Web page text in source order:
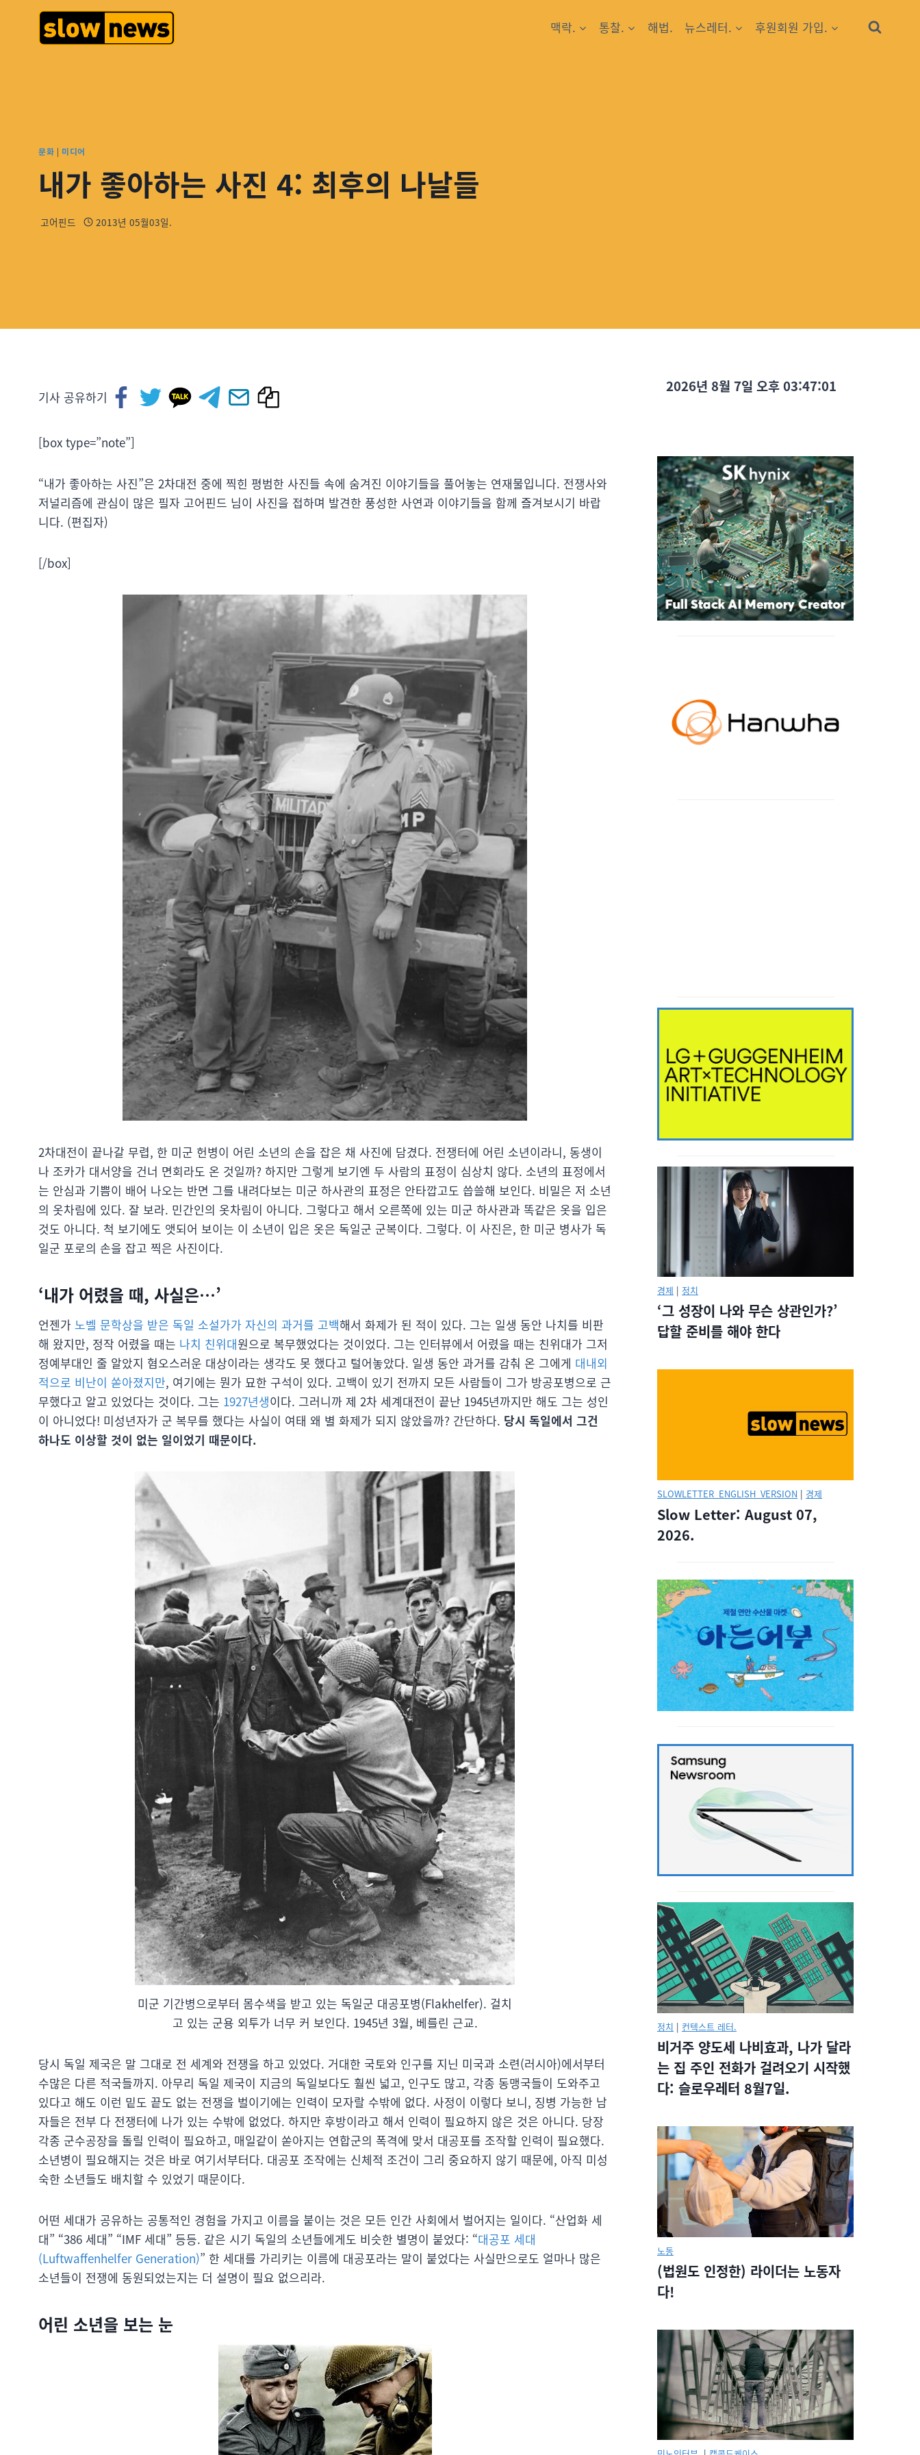
맥락. 통찰. 해법. 뉴스레터. 후원회원 가입.
문화 | 미디어
내가 좋아하는 사진 4: 최후의 나날들
고어핀드 2013년 05월03일.
기사 공유하기
[box type=”note”]
“내가 좋아하는 사진”은 2차대전 중에 찍힌 평범한 사진들 속에 숨겨진 이야기들을 풀어놓는 연재물입니다. 전쟁사와
저널리즘에 관심이 많은 필자 고어핀드 님이 사진을 접하며 발견한 풍성한 사연과 이야기들을 함께 즐겨보시기 바랍
니다. (편집자)
[/box]
2차대전이 끝나갈 무렵, 한 미군 헌병이 어린 소년의 손을 잡은 채 사진에 담겼다. 전쟁터에 어린 소년이라니, 동생이
나 조카가 대서양을 건너 면회라도 온 것일까? 하지만 그렇게 보기엔 두 사람의 표정이 심상치 않다. 소년의 표정에서
는 안심과 기쁨이 배어 나오는 반면 그를 내려다보는 미군 하사관의 표정은 안타깝고도 씁쓸해 보인다. 비밀은 저 소년
의 옷차림에 있다. 잘 보라. 민간인의 옷차림이 아니다. 그렇다고 해서 오른쪽에 있는 미군 하사관과 똑같은 옷을 입은
것도 아니다. 척 보기에도 앳되어 보이는 이 소년이 입은 옷은 독일군 군복이다. 그렇다. 이 사진은, 한 미군 병사가 독
일군 포로의 손을 잡고 찍은 사진이다.
‘내가 어렸을 때, 사실은…’
언젠가 노벨 문학상을 받은 독일 소설가가 자신의 과거를 고백해서 화제가 된 적이 있다. 그는 일생 동안 나치를 비판
해 왔지만, 정작 어렸을 때는 나치 친위대원으로 복무했었다는 것이었다. 그는 인터뷰에서 어렸을 때는 친위대가 그저
정예부대인 줄 알았지 혐오스러운 대상이라는 생각도 못 했다고 털어놓았다. 일생 동안 과거를 감춰 온 그에게 대내외
적으로 비난이 쏟아졌지만, 여기에는 뭔가 묘한 구석이 있다. 고백이 있기 전까지 모든 사람들이 그가 방공포병으로 근
무했다고 알고 있었다는 것이다. 그는 1927년생이다. 그러니까 제 2차 세계대전이 끝난 1945년까지만 해도 그는 성인
이 아니었다! 미성년자가 군 복무를 했다는 사실이 여태 왜 별 화제가 되지 않았을까? 간단하다. 당시 독일에서 그건
하나도 이상할 것이 없는 일이었기 때문이다.
미군 기간병으로부터 몸수색을 받고 있는 독일군 대공포병(Flakhelfer). 걸치
고 있는 군용 외투가 너무 커 보인다. 1945년 3월, 베를린 근교.
당시 독일 제국은 말 그대로 전 세계와 전쟁을 하고 있었다. 거대한 국토와 인구를 지닌 미국과 소련(러시아)에서부터
수많은 다른 적국들까지. 아무리 독일 제국이 지금의 독일보다도 훨씬 넓고, 인구도 많고, 각종 동맹국들이 도와주고
있다고 해도 이런 밑도 끝도 없는 전쟁을 벌이기에는 인력이 모자랄 수밖에 없다. 사정이 이렇다 보니, 징병 가능한 남
자들은 전부 다 전쟁터에 나가 있는 수밖에 없었다. 하지만 후방이라고 해서 인력이 필요하지 않은 것은 아니다. 당장
각종 군수공장을 돌릴 인력이 필요하고, 매일같이 쏟아지는 연합군의 폭격에 맞서 대공포를 조작할 인력이 필요했다.
소년병이 필요해지는 것은 바로 여기서부터다. 대공포 조작에는 신체적 조건이 그리 중요하지 않기 때문에, 아직 미성
숙한 소년들도 배치할 수 있었기 때문이다.
어떤 세대가 공유하는 공통적인 경험을 가지고 이름을 붙이는 것은 모든 인간 사회에서 벌어지는 일이다. “산업화 세
대” “386 세대” “IMF 세대” 등등. 같은 시기 독일의 소년들에게도 비슷한 별명이 붙었다: “대공포 세대
(Luftwaffenhelfer Generation)” 한 세대를 가리키는 이름에 대공포라는 말이 붙었다는 사실만으로도 얼마나 많은
소년들이 전쟁에 동원되었는지는 더 설명이 필요 없으리라.
어린 소년을 보는 눈
2026년 8월 7일 오후 03:47:03
경제 | 정치
‘그 성장이 나와 무슨 상관인가?’
답할 준비를 해야 한다
SLOWLETTER_ENGLISH_VERSION | 경제
Slow Letter: August 07,
2026.
정치 | 컨텍스트 레터.
비거주 양도세 나비효과, 나가 달라
는 집 주인 전화가 걸려오기 시작했
다: 슬로우레터 8월7일.
노동
(법원도 인정한) 라이더는 노동자
다!